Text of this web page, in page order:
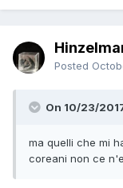
Posted
On 10/23/
ma quelli che mi
coreani non ce